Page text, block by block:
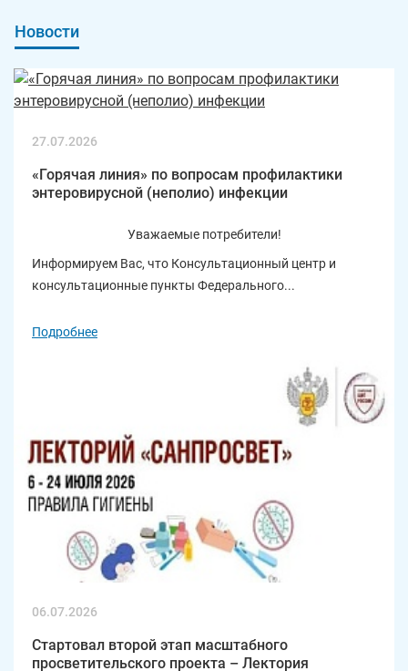
Новости
27.07.2026
«Горячая линия» по вопросам профилактики
энтеровирусной (неполио) инфекции
Уважаемые потребители!
Информируем Вас, что Консультационный центр и
консультационные пункты Федерального...
Подробнее
06.07.2026
Стартовал второй этап масштабного
просветительского проекта – Лектория